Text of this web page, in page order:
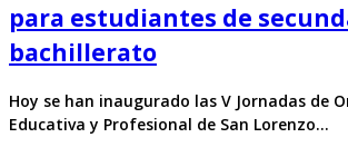
para estudiantes de
bachillerato
Hoy se han inaugurado las V Jornadas de
Educativa y Profesional de San Lorenzo…